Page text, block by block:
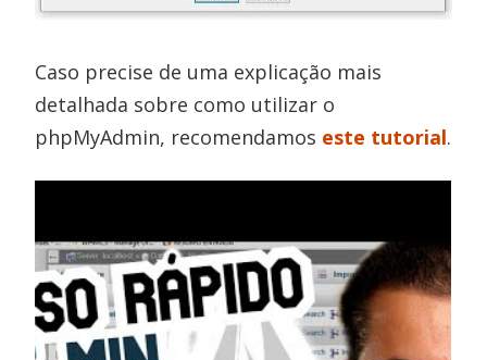
Caso precise de uma explicação mais
detalhada sobre como utilizar o
phpMyAdmin, recomendamos este tutorial.